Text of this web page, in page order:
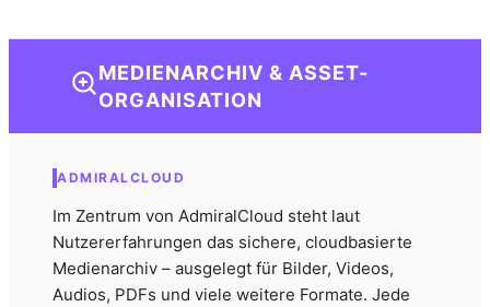
MEDIENARCHIV & ASSET-
ORGANISATION
ADMIRALCLOUD
Im Zentrum von AdmiralCloud steht laut
Nutzererfahrungen das sichere, cloudbasierte
Medienarchiv – ausgelegt für Bilder, Videos,
Audios, PDFs und viele weitere Formate. Jede